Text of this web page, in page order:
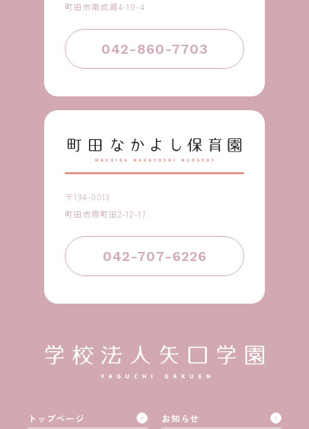
町田市南成瀬4-10-4
042-860-7703
〒194-0013
町田市原町田2-12-17
042-707-6226
トップページ お知らせ